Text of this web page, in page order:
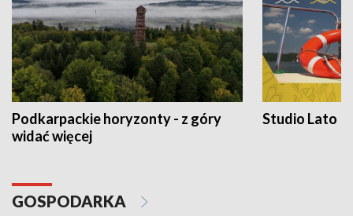
Podkarpackie horyzonty - z góry
widać więcej
Studio Lato
GOSPODARKA